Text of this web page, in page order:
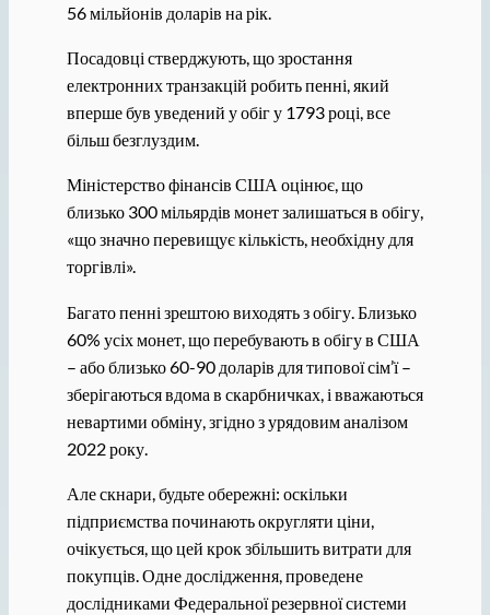
56 мільйонів доларів на рік.
Посадовці стверджують, що зростання
електронних транзакцій робить пенні, який
вперше був уведений у обіг у 1793 році, все
більш безглуздим.
Міністерство фінансів США оцінює, що
близько 300 мільярдів монет залишаться в обігу,
«що значно перевищує кількість, необхідну для
торгівлі».
Багато пенні зрештою виходять з обігу. Близько
60% усіх монет, що перебувають в обігу в США
– або близько 60-90 доларів для типової сім’ї –
зберігаються вдома в скарбничках, і вважаються
невартими обміну, згідно з урядовим аналізом
2022 року.
Але скнари, будьте обережні: оскільки
підприємства починають округляти ціни,
очікується, що цей крок збільшить витрати для
покупців. Одне дослідження, проведене
дослідниками Федеральної резервної системи